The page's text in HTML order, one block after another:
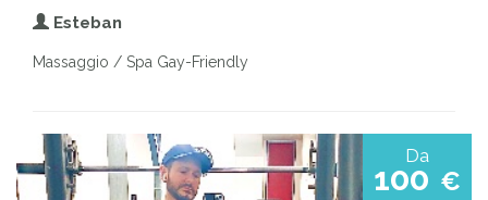
Esteban
Massaggio / Spa Gay-Friendly
Da
100 €